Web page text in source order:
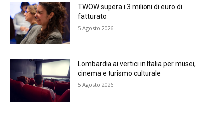
TWOW supera i 3 milioni di euro di
fatturato
5 Agosto 2026
Lombardia ai vertici in Italia per musei,
cinema e turismo culturale
5 Agosto 2026